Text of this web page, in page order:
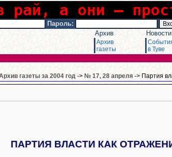
рай, а они –
Пароль:
Архив
Архив
газеты
Новости
в Туве
газеты за 2004 год -> № 17, 28 апреля -> Партия
ПАРТИЯ ВЛАСТИ КАК